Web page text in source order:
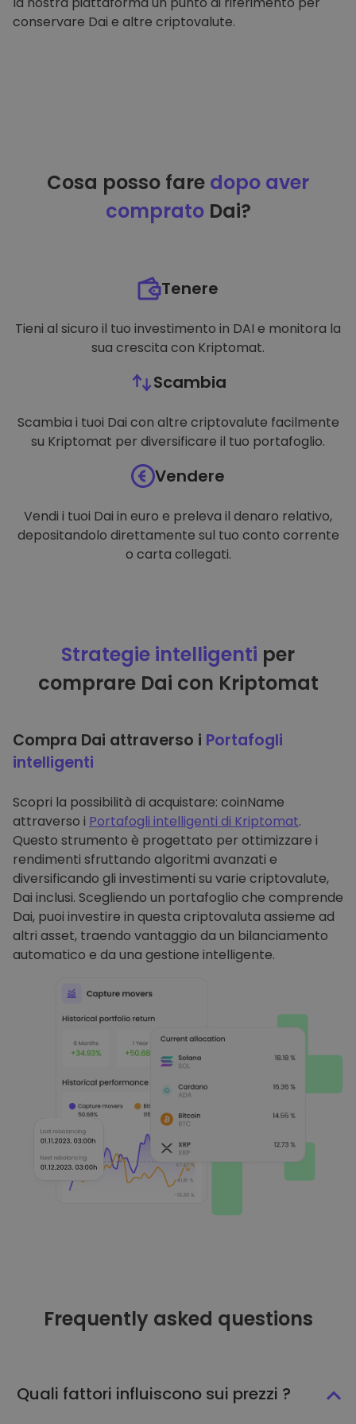
conservare Dai e altre criptovalute.
Cosa posso fare dopo aver
compratoDai?
Tenere
Tieni al sicuro il tuo investimento in DAI e monitora la
sua crescita con Kriptomat.
Scambia
Scambia i tuoi Dai con altre criptovalute facilmente
su Kriptomat per diversificare il tuo portafoglio.
Vendere
Vendi i tuoi Dai in euro e preleva il denaro relativo,
depositandolo direttamente sul tuo conto corrente
o carta collegati.
Strategie intelligenti per
comprare Dai con Kriptomat
Compra Dai attraverso i Portafogli
intelligenti
Scopri la possibilità di acquistare: coinName
attraverso i Portafogli intelligenti di Kriptomat.
Questo strumento è progettato per ottimizzare i
rendimenti sfruttando algoritmi avanzati e
diversificando gli investimenti su varie criptovalute,
Dai inclusi. Scegliendo un portafoglio che comprende
Dai, puoi investire in questa criptovaluta assieme ad
altri asset, traendo vantaggio da un bilanciamento
automatico e da una gestione intelligente.
Frequently asked questions
Quali fattori influiscono sui prezzi ?